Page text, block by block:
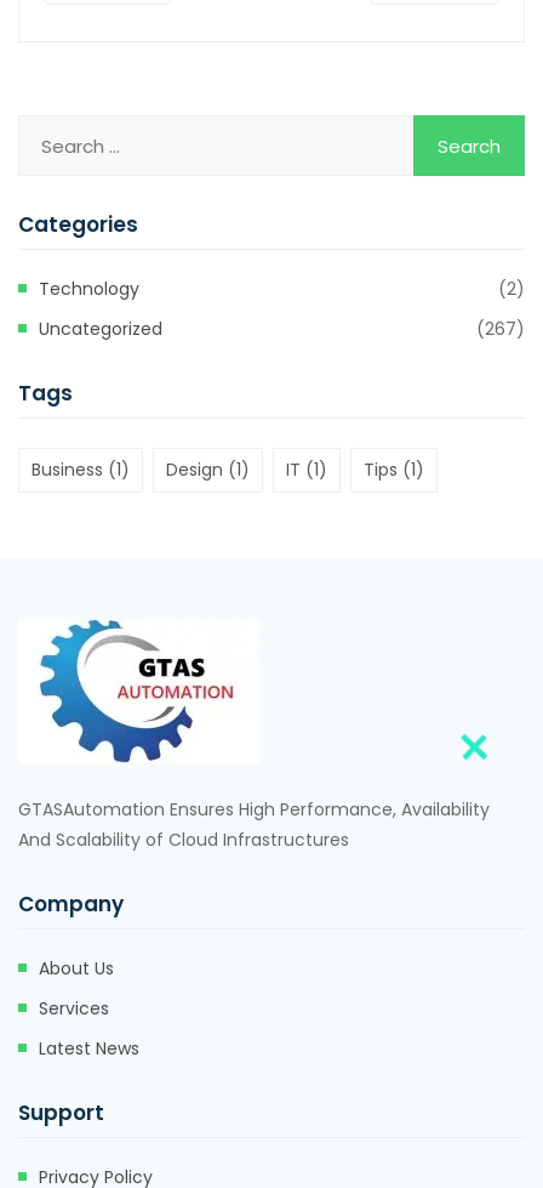
Categories
Technology
(2)
Uncategorized
(267)
Tags
Business (1) Design (1) IT (1) Tips (1)
GTASAutomation Ensures High Performance, Availability
And Scalability of Cloud Infrastructures
Company
About Us
Services
Latest News
Support
Privacy Policy